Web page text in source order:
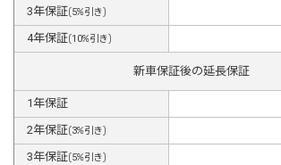
3年保証(5%引き)
4年保証(10%引き)
新車保証後の延長保証
1年保証
2年保証(3%引き)
3年保証(5%引き)